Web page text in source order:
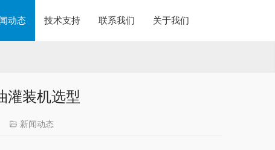
动态 技术支持 联系我们 关于我们
灌装机选型
新闻动态